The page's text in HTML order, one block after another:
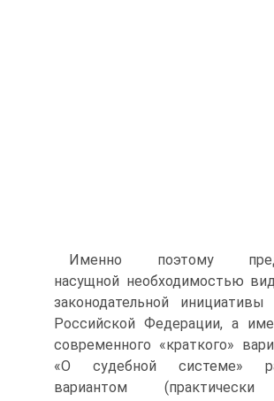
Именно поэтому
насущной необходимостью
законодательной инициативы
Российской Федерации, а
современного «краткого»
«О судебной системе»
вариантом